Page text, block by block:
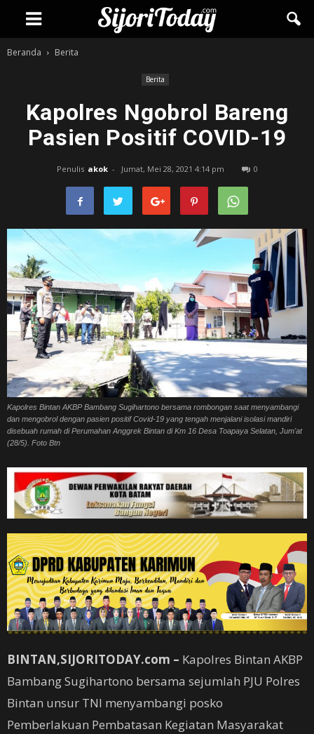
Beranda Berita
Berita
Kapolres Ngobrol Bareng
Pasien Positif COVID-19
Penulis akok - Jumat, Mei 28, 2021 4:14 pm 0
Kapolres Bintan AKBP Bambang Sugihartono bersama rombongan saat menyambangi
dan mengobrol dengan pasien positif Covid-19 yang tengah menjalani isolasi mandiri
disebuah rumah di Perumahan Anggrek Bintan di Km 16 Desa Toapaya Selatan, Jum'at
(28/5). Foto Btn
BINTAN,SIJORITODAY.com – Kapolres Bintan AKBP
Bambang Sugihartono bersama sejumlah PJU Polres
Bintan unsur TNI menyambangi posko
Pemberlakuan Pembatasan Kegiatan Masyarakat